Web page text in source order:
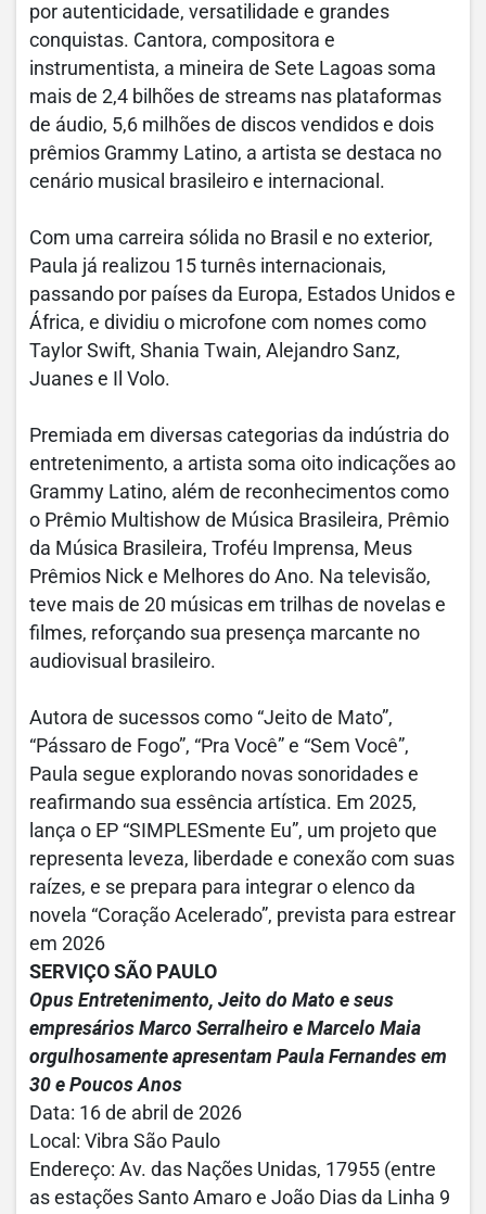
por autenticidade, versatilidade e grandes
conquistas. Cantora, compositora e
instrumentista, a mineira de Sete Lagoas soma
mais de 2,4 bilhões de streams nas plataformas
de áudio, 5,6 milhões de discos vendidos e dois
prêmios Grammy Latino, a artista se destaca no
cenário musical brasileiro e internacional.
Com uma carreira sólida no Brasil e no exterior,
Paula já realizou 15 turnês internacionais,
passando por países da Europa, Estados Unidos e
África, e dividiu o microfone com nomes como
Taylor Swift, Shania Twain, Alejandro Sanz,
Juanes e Il Volo.
Premiada em diversas categorias da indústria do
entretenimento, a artista soma oito indicações ao
Grammy Latino, além de reconhecimentos como
o Prêmio Multishow de Música Brasileira, Prêmio
da Música Brasileira, Troféu Imprensa, Meus
Prêmios Nick e Melhores do Ano. Na televisão,
teve mais de 20 músicas em trilhas de novelas e
filmes, reforçando sua presença marcante no
audiovisual brasileiro.
Autora de sucessos como “Jeito de Mato”,
“Pássaro de Fogo”, “Pra Você” e “Sem Você”,
Paula segue explorando novas sonoridades e
reafirmando sua essência artística. Em 2025,
lança o EP “SIMPLESmente Eu”, um projeto que
representa leveza, liberdade e conexão com suas
raízes, e se prepara para integrar o elenco da
novela “Coração Acelerado”, prevista para estrear
em 2026
SERVIÇO SÃO PAULO
Opus Entretenimento, Jeito do Mato e seus
empresários Marco Serralheiro e Marcelo Maia
orgulhosamente apresentam Paula Fernandes em
30 e Poucos Anos
Data: 16 de abril de 2026
Local: Vibra São Paulo
Endereço: Av. das Nações Unidas, 17955 (entre
as estações Santo Amaro e João Dias da Linha 9